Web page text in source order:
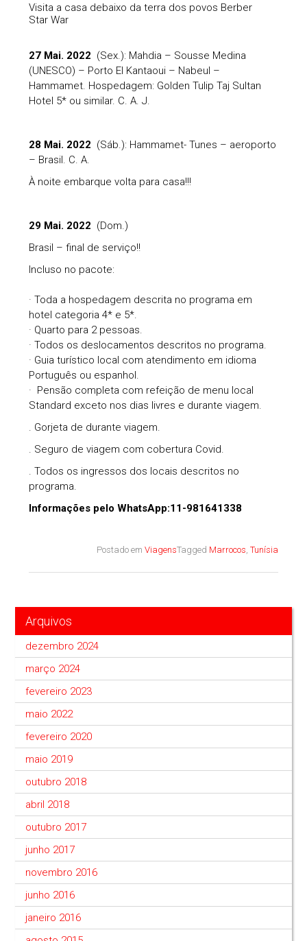
Visita a casa debaixo da terra dos povos Berber
Star War
27 Mai. 2022 (Sex.): Mahdia – Sousse Medina
(UNESCO) – Porto El Kantaoui – Nabeul –
Hammamet. Hospedagem: Golden Tulip Taj Sultan
Hotel 5* ou similar. C. A. J.
28 Mai. 2022 (Sáb.): Hammamet- Tunes – aeroporto
– Brasil. C. A.
À noite embarque volta para casa!!!
29 Mai. 2022 (Dom.)
Brasil – final de serviço!!
Incluso no pacote:
· Toda a hospedagem descrita no programa em
hotel categoria 4* e 5*.
· Quarto para 2 pessoas.
· Todos os deslocamentos descritos no programa.
· Guia turístico local com atendimento em idioma
Português ou espanhol.
· Pensão completa com refeição de menu local
Standard exceto nos dias livres e durante viagem.
. Gorjeta de durante viagem.
. Seguro de viagem com cobertura Covid.
. Todos os ingressos dos locais descritos no
programa.
Informações pelo WhatsApp:11-981641338
Postado em ViagensTagged Marrocos Tunísia
Arquivos
dezembro 2024
março 2024
fevereiro 2023
maio 2022
fevereiro 2020
maio 2019
outubro 2018
abril 2018
outubro 2017
junho 2017
novembro 2016
junho 2016
janeiro 2016